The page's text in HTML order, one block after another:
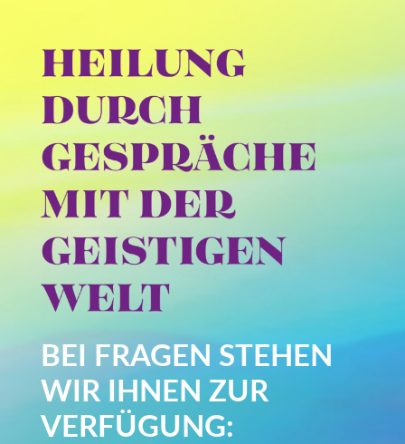
BEI FRAGEN STEHEN
WIR IHNEN ZUR
VERFÜGUNG: